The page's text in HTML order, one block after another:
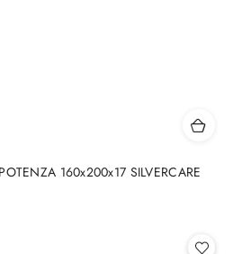
160x200x17 SILVERCARE